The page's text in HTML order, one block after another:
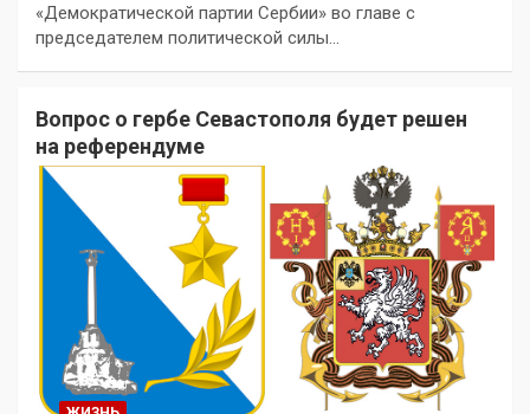
«Демократической партии Сербии» во главе с
председателем политической силы…
Вопрос о гербе Севастополя будет решен
на референдуме